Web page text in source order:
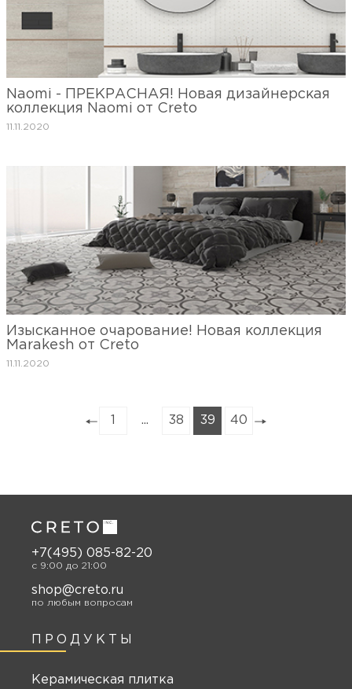
Naomi - ПРЕКРАСНАЯ! Новая дизайнерская
коллекция Naomi от Creto
11.11.2020
Изысканное очарование! Новая коллекция
Marakesh от Creto
11.11.2020
... 38 39 40
ПРОДУКТЫ
Керамическая плитка
+7(495) 085-82-20
c 9:00 до 21:00
shop@creto.ru
по любым вопросам